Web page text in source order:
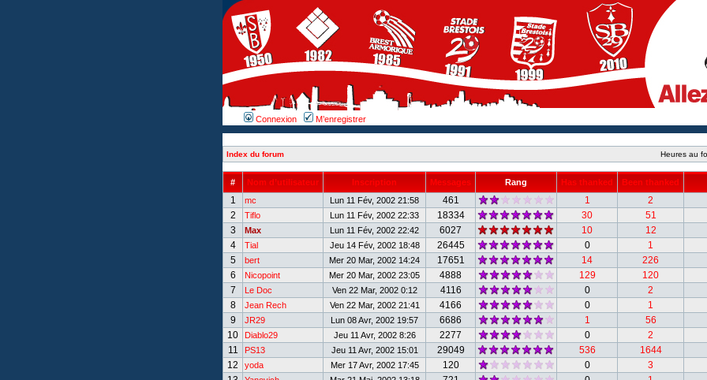
Connexion M’enregistrer
Index du forum Heures au
# Nom d’utilisateur Inscription Messages Rang Has thanked Been thanked
1 mc Lun 11 Fév, 2002 21:58 461 1
2
2
Tiflo Lun 11 Fév, 2002 22:33 18334 30
51
3
Max Lun 11 Fév, 2002 22:42 6027 10 12
4
Tial Jeu 14 Fév, 2002 18:48 26445 0
1
5
bert Mer 20 Mar, 2002 14:24 17651 14
226
6
Nicopoint Mer 20 Mar, 2002 23:05 4888 129
120
7
Le Doc Ven 22 Mar, 2002 0:12 4116 0
2
8
Jean Rech Ven 22 Mar, 2002 21:41 4166 0
1
9
JR29 Lun 08 Avr, 2002 19:57 6686 1
56
10
Diablo29 Jeu 11 Avr, 2002 8:26 2277 0
2
11
PS13 Jeu 11 Avr, 2002 15:01 29049 536
1644
12
yoda Mer 17 Avr, 2002 17:45 120 0
3